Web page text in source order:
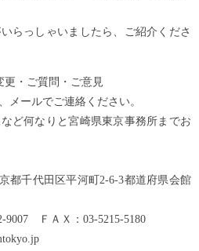
らっしゃいましたら、ご紹介くださ
・ご質問・ご意見
ールでご連絡ください。
何なりと宮崎県東京事務所までお
田区平河町2-6-3都道府県会館
ＦＡＸ：03-5215-5180